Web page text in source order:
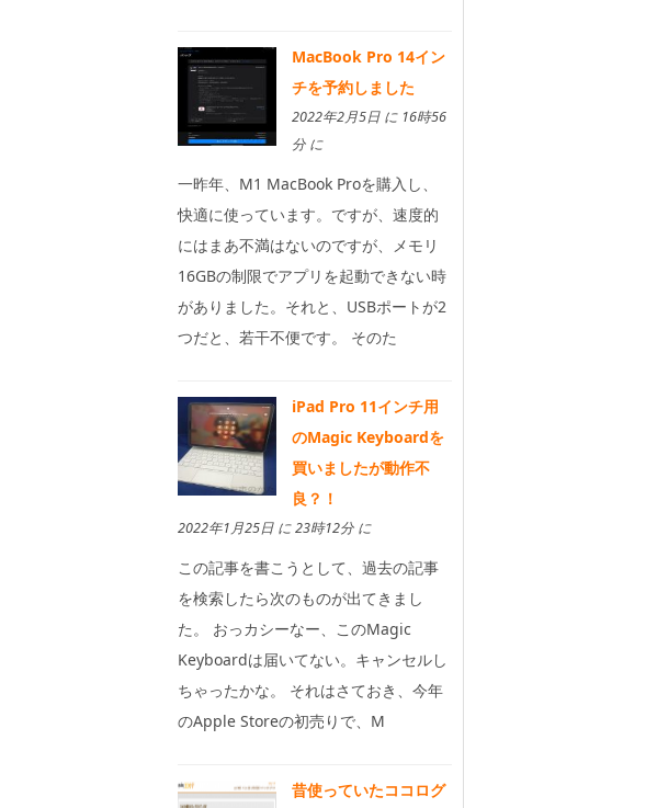
MacBook Pro 14イン
チを予約しました
2022年2月5日 に 16時56
分 に
一昨年、M1 MacBook Proを購入し、
快適に使っています。ですが、速度的
にはまあ不満はないのですが、メモリ
16GBの制限でアプリを起動できない時
がありました。それと、USBポートが2
つだと、若干不便です。 そのた
iPad Pro 11インチ用
のMagic Keyboardを
買いましたが動作不
良？！
2022年1月25日 に 23時12分 に
この記事を書こうとして、過去の記事
を検索したら次のものが出てきまし
た。 おっカシーなー、このMagic
Keyboardは届いてない。キャンセルし
ちゃったかな。 それはさておき、今年
のApple Storeの初売りで、M
昔使っていたココログ